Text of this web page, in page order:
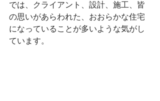
では、クライアント、設計、施工、皆
の思いがあらわれた、おおらかな住宅
になっていることが多いような気がし
ています。